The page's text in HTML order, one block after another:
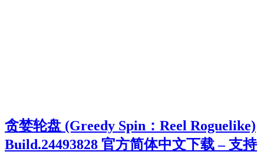
贪婪轮盘 (Greedy Spin：Reel Roguelike)
Build.24493828 官方简体中文下载 – 支持